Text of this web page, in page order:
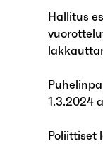
Hallitus
1.3.2024
Poliittiset